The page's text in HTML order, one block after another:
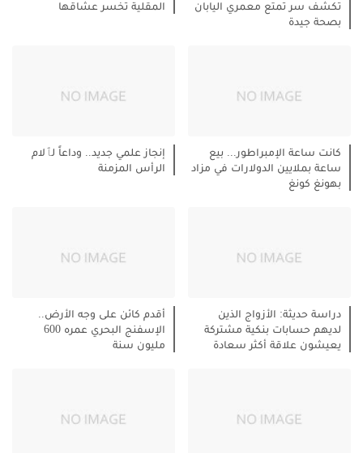
تكشف سر تمتع معمري اليابان
بصحة جيدة
المقلية تخسر عشاقها
كانت ساعة الإمبراطور... بيع
ساعة بملايين الدولارات في مزاد
بهونغ كونغ
إنجاز علمي جديد.. وداعاً لٱلام
الرأس المزمنة
دراسة حديثة: الأزواج الذين
لديهم حسابات بنكية مشتركة
يعيشون علاقة أكثر سعادة
أقدم كائن على وجه الأرض..
الإسفنج البحري عمره 600
مليون سنة